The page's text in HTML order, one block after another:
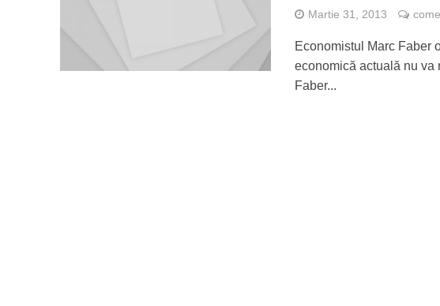
Martie 31, 2013
Economistul Marc Faber
economică actuală nu va
Faber...